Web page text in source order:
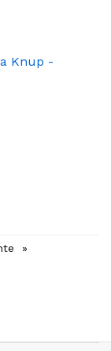
Knup -
page